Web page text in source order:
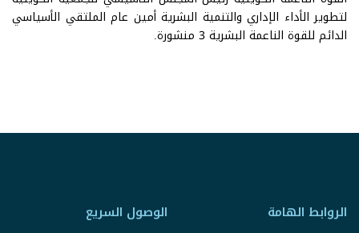
لتطوير الأداء الإداري والتنمية البشرية أمين عام الملتقي الأسياسي
الدائم للقوة الناعمة البشرية 3 منشورة.
الروابط الهامة الوصول السريع